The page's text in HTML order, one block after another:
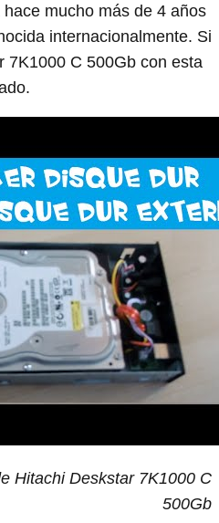
mucho más de 4 años
internacionalmente. Si
7K1000 C 500Gb con esta
Hitachi Deskstar 7K1000 C
500Gb